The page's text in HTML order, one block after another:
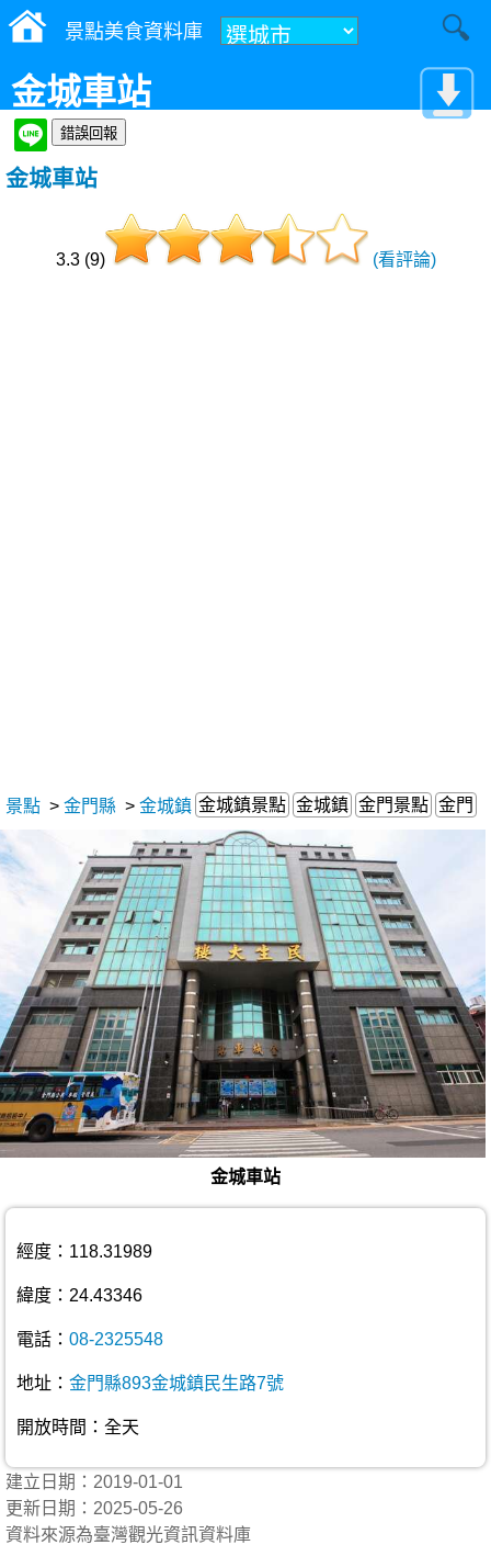
景點美食資料庫
金城車站
金城車站
3.3 (9) (看評論)
景點 > 金門縣 > 金城鎮 金城鎮景點 金城鎮 金門景點 金門
金城車站
經度：118.31989
緯度：24.43346
電話： 08-2325548
地址： 金門縣893金城鎮民生路7號
開放時間：全天
建立日期：2019-01-01
更新日期：2025-05-26
資料來源為臺灣觀光資訊資料庫